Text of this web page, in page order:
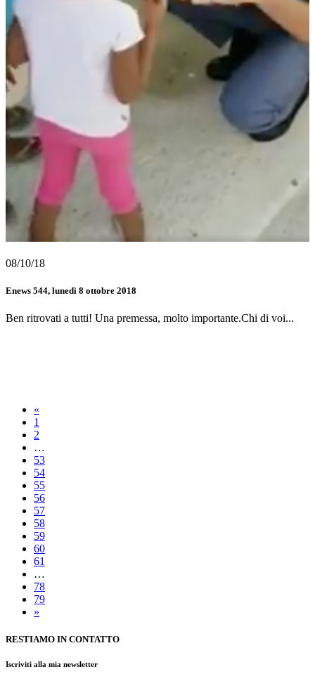
08/10/18
Enews 544, lunedì 8 ottobre 2018
Ben ritrovati a tutti! Una premessa, molto importante.Chi di voi...
«
1
2
…
53
54
55
56
57
58
59
60
61
…
78
79
»
RESTIAMO IN CONTATTO
Iscriviti alla mia newsletter